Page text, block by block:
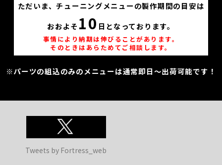
ただいま、チューニングメニューの製作期間の目安は
おおよそ 10 日となっております。
事情により納期は伸びることがあります。
そのときはあらためてご相談します。
※パーツの組込のみのメニューは通常即日～出荷可能です！
Tweets by Fortress_web